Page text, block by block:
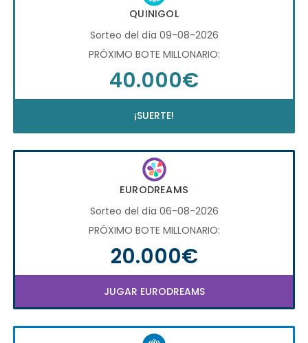
QUINIGOL
Sorteo del día 09-08-2026
PRÓXIMO BOTE MILLONARIO:
40.000€
¡SUERTE!
EURODREAMS
Sorteo del día 06-08-2026
PRÓXIMO BOTE MILLONARIO:
20.000€
JUGAR EURODREAMS